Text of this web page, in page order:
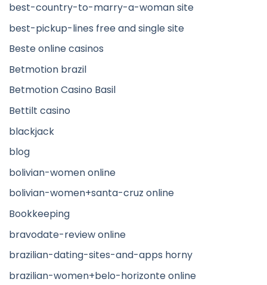
best-country-to-marry-a-woman site
best-pickup-lines free and single site
Beste online casinos
Betmotion brazil
Betmotion Casino Basil
Bettilt casino
blackjack
blog
bolivian-women online
bolivian-women+santa-cruz online
Bookkeeping
bravodate-review online
brazilian-dating-sites-and-apps horny
brazilian-women+belo-horizonte online